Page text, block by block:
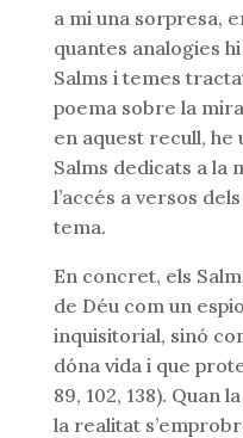
a mi una sorpresa,
quantes analogies
Salms i temes
poema sobre la
en aquest recull, he
Salms dedicats a la
l’accés a versos
tema.
En concret, els
de Déu com un
inquisitorial, sinó
dóna vida i que
89, 102, 138). Quan
la realitat